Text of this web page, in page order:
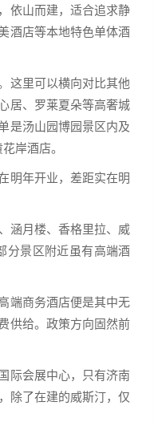
依山而建，适合追求静
酒店等本地特色单体酒
这里可以横向对比其他
居、罗莱夏朵等高奢城
是汤山园博园景区内及
岸酒店。
明年开业，差距实在明
涵月楼、香格里拉、威
分景区附近虽有高端酒
端商务酒店便是其中无
供给。政策方向固然前
际会展中心，只有济南
除了在建的威斯汀，仅